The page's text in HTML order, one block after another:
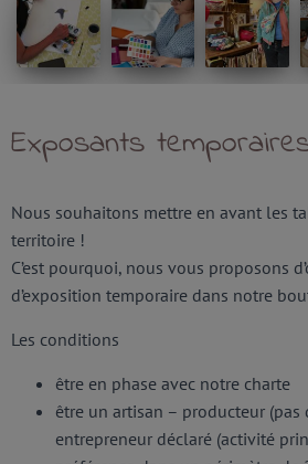
Exposants
Nous souhaitons mettre en avant les
territoire !
C’est pourquoi, nous vous proposons
d’exposition temporaire dans notre
Les conditions
être en phase avec notre charte
être un artisan – producteur (pas
entrepreneur déclaré (activité